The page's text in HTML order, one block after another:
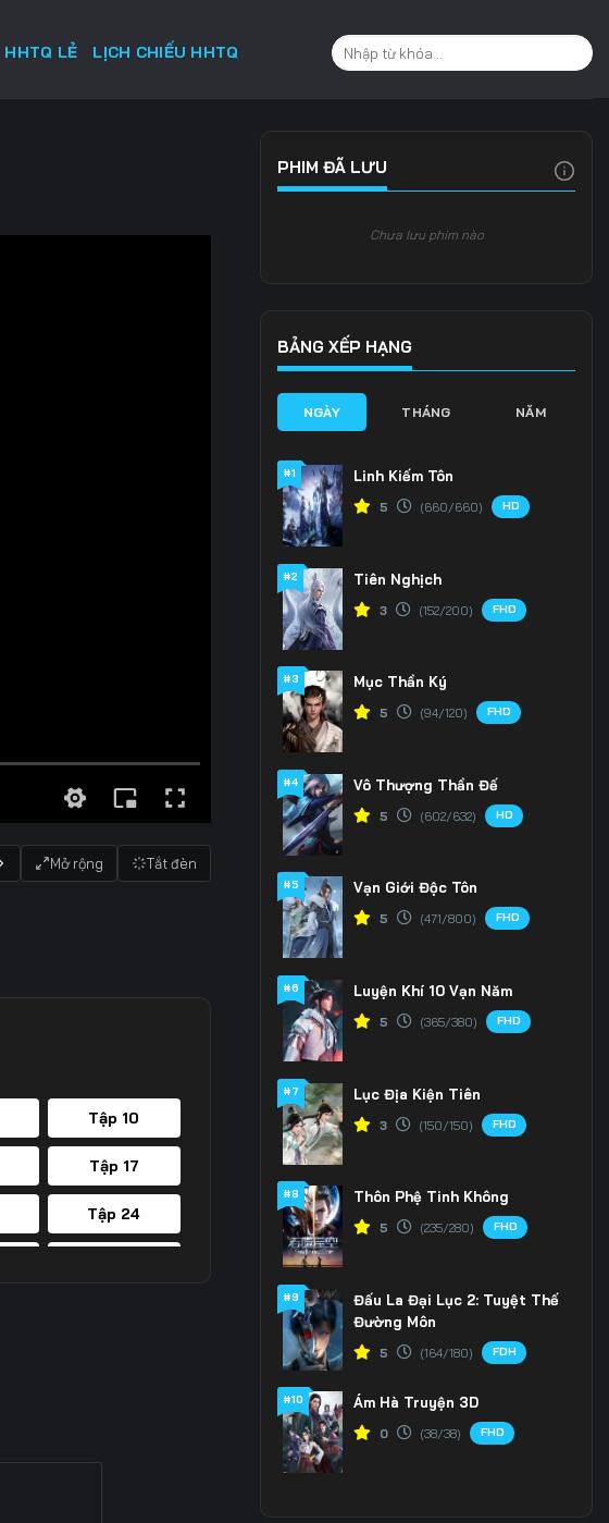
HHTQ LẺ LỊCH CHIẾU HHTQ
Mở rộng Tắt đèn
Tập 10
Tập 17
Tập 24
PHIM ĐÃ LƯU
Chưa lưu phim nào
BẢNG XẾP HẠNG
NGÀY THÁNG NĂM
#1 Linh Kiếm Tôn
5 (660/660) HD
#2 Tiên Nghịch
3 (152/200) FHD
#3 Mục Thần Ký
5 (94/120) FHD
#4 Vô Thượng Thần Đế
5 (602/632) HD
#5 Vạn Giới Độc Tôn
5 (471/800) FHD
#6 Luyện Khí 10 Vạn Năm
5 (365/380) FHD
#7 Lục Địa Kiện Tiên
3 (150/150) FHD
#8 Thôn Phệ Tinh Không
5 (235/280) FHD
#9
Đấu La Đại Lục 2: Tuyệt Thế
Đường Môn
5 (164/180) FDH
#10 Ám Hà Truyện 3D
0 (38/38) FHD